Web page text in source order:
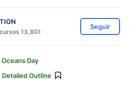
13,801
Seguir
Day
Detailed Outline